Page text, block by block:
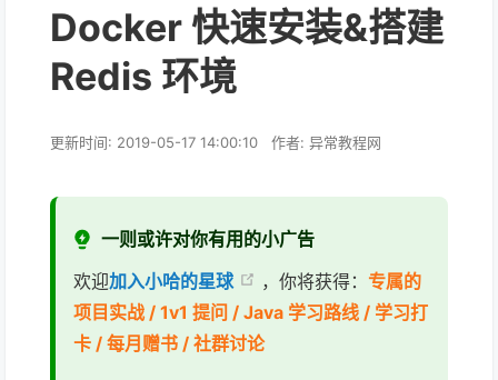
Docker 快速安装&搭建
Redis 环境
更新时间: 2019-05-17 14:00:10 作者: 异常教程网
一则或许对你有用的小广告
欢迎加入小哈的星球 ，你将获得： 专属的
项目实战 / 1v1 提问 / Java 学习路线 / 学习打
卡 / 每月赠书 / 社群讨论